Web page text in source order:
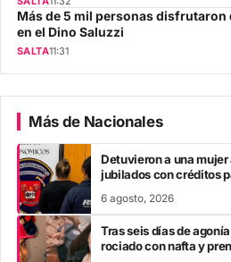
Más de 5 mil personas disfrutaron
en el Dino Saluzzi
SALTA11:31
Más de Nacionales
Detuvieron a una
jubilados con créditos
6 agosto, 2026
Tras seis días de
rociado con nafta y